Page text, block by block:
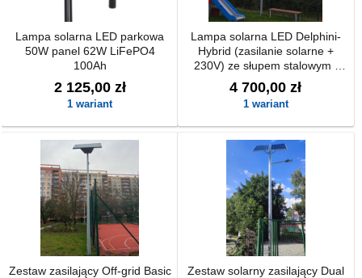
Lampa solarna LED parkowa
50W panel 62W LiFePO4
100Ah
2 125,00 zł
1 wariant
Lampa solarna LED Delphini-
Hybrid (zasilanie solarne +
230V) ze słupem stalowym i
fundamentem
4 700,00 zł
1 wariant
Zestaw zasilający Off-grid Basic
Zestaw solarny zasilający Dual